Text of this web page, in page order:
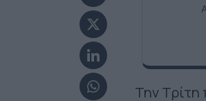
Την Τρίτη